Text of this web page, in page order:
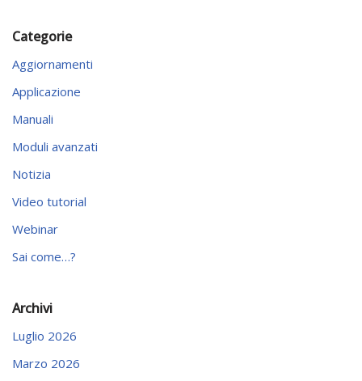
Categorie
Aggiornamenti
Applicazione
Manuali
Moduli avanzati
Notizia
Video tutorial
Webinar
Sai come…?
Archivi
Luglio 2026
Marzo 2026